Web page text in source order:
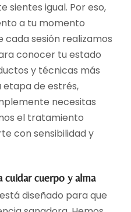
sientes igual. Por eso,
a tu momento
sesión realizamos
conocer tu estado
y técnicas más
etapa de estrés,
necesitas
el tratamiento
con sensibilidad y
cuidar cuerpo y alma
diseñado para que